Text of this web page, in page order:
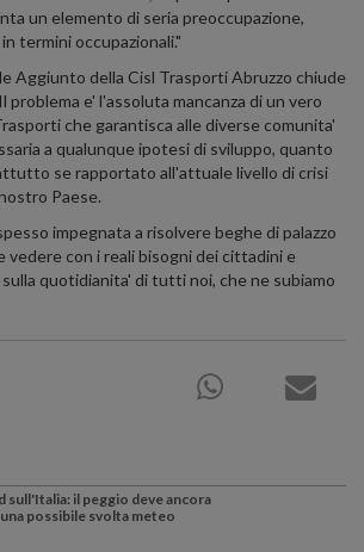
un elemento di seria preoccupazione,
termini occupazionali."
Aggiunto della Cisl Trasporti Abruzzo chiude
e' l'assoluta mancanza di un vero
che garantisca alle diverse comunita'
a qualunque ipotesi di sviluppo, quanto
se rapportato all'attuale livello di crisi
Paese.
impegnata a risolvere beghe di palazzo
vedere con i reali bisogni dei cittadini e
quotidianita' di tutti noi, che ne subiamo
sull'Italia: il peggio deve ancora
possibile svolta meteo